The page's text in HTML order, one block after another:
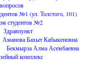
№1 (ул. Толстого, 101)
студентов №2
Здравпункт
Аманова Бахыт Кабыкеновна
Бекмырза Алма Асембаевна
комплекс